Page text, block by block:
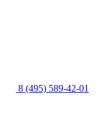
8 (495) 589-42-01